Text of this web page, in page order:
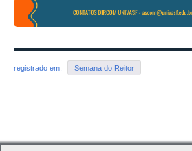
registrado em: Semana do Reitor